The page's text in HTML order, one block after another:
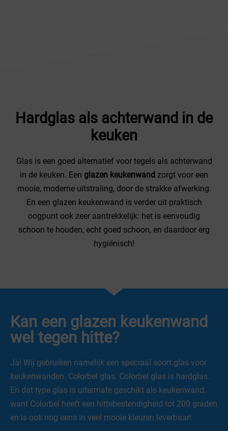
Hardglas als achterwand in de
keuken
Glas is een goed alternatief voor tegels als achterwand
in de keuken. Een glazen keukenwand zorgt voor een
mooie, moderne uitstraling, door de strakke afwerking.
En een glazen keukenwand is verder uit praktisch
oogpunt ook zeer aantrekkelijk: het is eenvoudig
schoon te houden, echt goed schoon, en daardoor erg
hygiënisch!
Kan een glazen keukenwand
wel tegen hitte?
Ja! Wij gebruiken namelijk een speciaal soort glas voor
keukenwanden. Colorbel glas. Colorbel glas is hardglas.
En dat type glas is uitermate geschikt als keukenwand,
want Colorbel heeft een hittebestendigheid tot 200 graden
en is ook nog eens in veel mooie kleuren leverbaar!